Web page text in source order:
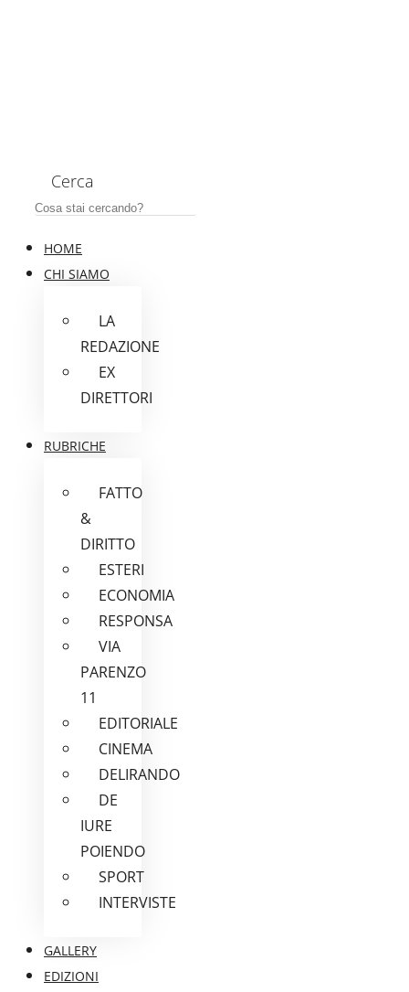
Cerca
HOME
CHI SIAMO
LA
REDAZIONE
EX
DIRETTORI
RUBRICHE
FATTO
&
DIRITTO
ESTERI
ECONOMIA
RESPONSA
VIA
PARENZO
11
EDITORIALE
CINEMA
DELIRANDO
DE
IURE
POIENDO
SPORT
INTERVISTE
GALLERY
EDIZIONI